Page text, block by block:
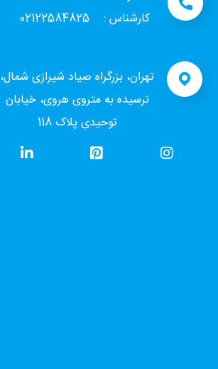
کارشناس : 02122584825
تهران، بزرگراه صیاد شیرازی شمال،
نرسیده به متروی هروی، خیابان
توحیدی پلاک 118